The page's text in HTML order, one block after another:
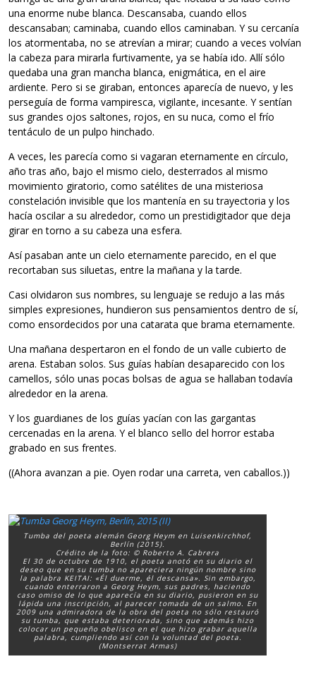
una enorme nube blanca. Descansaba, cuando ellos
descansaban; caminaba, cuando ellos caminaban. Y su cercanía
los atormentaba, no se atrevían a mirar; cuando a veces volvían
la cabeza para mirarla furtivamente, ya se había ido. Allí sólo
quedaba una gran mancha blanca, enigmática, en el aire
ardiente. Pero si se giraban, entonces aparecía de nuevo, y les
perseguía de forma vampiresca, vigilante, incesante. Y sentían
sus grandes ojos saltones, rojos, en su nuca, como el frío
tentáculo de un pulpo hinchado.
A veces, les parecía como si vagaran eternamente en círculo,
año tras año, bajo el mismo cielo, desterrados al mismo
movimiento giratorio, como satélites de una misteriosa
constelación invisible que los mantenía en su trayectoria y los
hacía oscilar a su alrededor, como un prestidigitador que deja
girar en torno a su cabeza una esfera.
Así pasaban ante un cielo eternamente parecido, en el que
recortaban sus siluetas, entre la mañana y la tarde.
Casi olvidaron sus nombres, su lenguaje se redujo a las más
simples expresiones, hundieron sus pensamientos dentro de sí,
como ensordecidos por una catarata que brama eternamente.
Una mañana despertaron en el fondo de un valle cubierto de
arena. Estaban solos. Sus guías habían desaparecido con los
camellos, sólo unas pocas bolsas de agua se hallaban todavía
alrededor en la arena.
Y los guardianes de los guías yacían con las gargantas
cercenadas en la arena. Y el blanco sello del horror estaba
grabado en sus frentes.
((Ahora avanzan a pie. Oyen rodar una carreta, ven caballos.))
Tumba del poeta alemán Georg Heym en Luisenkirchhof,
Berlín (2015).
Crédito de la foto: © Roberto A. Cabrera
El 30 de octubre de 1910, el poeta anotó en su diario el
deseo que en su tumba no apareciera ningún nombre sino
la palabra KEITAI: «Él duerme, él descansa». Sin embargo,
cuando enterraron a Georg Heym, sus padres, haciendo
caso omiso de lo que aparecía en su diario, pusieron en su
lápida una inscripción, al parecer tomada de un salmo. En
2009 una admiradora de la obra del poeta no sólo restauró
su tumba, que estaba deteriorada, sino que además hizo
colocar un pequeño obelisco en el que hizo grabar aquella
palabra, cumpliendo así con la voluntad del poeta.
(Montserrat Armas)